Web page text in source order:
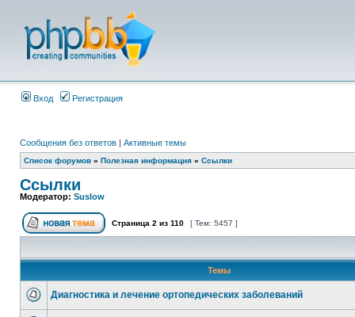
Вход Регистрация
Сообщения без ответов | Активные темы
Список форумов » Полезная информация » Ссылки
Ссылки
Модератор: Suslow
Страница 2 из 110 [ Тем: 5457 ]
Темы
Диагностика и лечение ортопедических заболеваний